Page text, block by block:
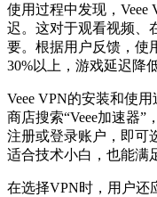
使用过程中发现，Veee
迟。这对于观看视频、
要。根据用户反馈，使
30%以上，游戏延迟降
Veee VPN的安装和使
商店搜索“Veee加速器”
注册或登录账户，即可
适合技术小白，也能满
在选择VPN时，用户还